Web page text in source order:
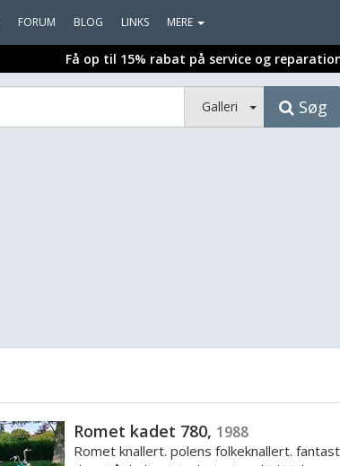
FORUM BLOG LINKS MERE
Få op til 15% rabat på service og
Galleri Søg
Romet kadet 780, 1988
Romet knallert. polens folkeknallert.